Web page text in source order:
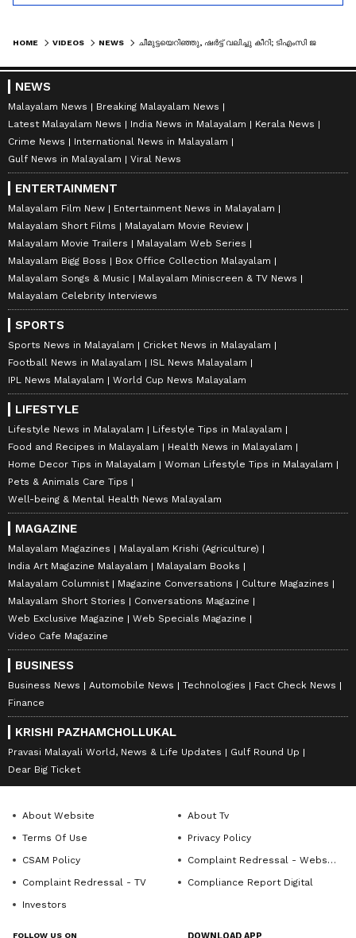
HOME VIDEOS NEWS ചീമുട്ടയെറിഞ്ഞു, ഷർട്ട് വലിച്ചു കീറി; ടിഎംസി ജനറൽ സെക്രട്ടറിക്ക് നേരെ ആക്രമണം | ABHISHEK BANERJEE
NEWS
Malayalam News
Breaking Malayalam News
Latest Malayalam News
India News in Malayalam
Kerala News
Crime News
International News in Malayalam
Gulf News in Malayalam
Viral News
ENTERTAINMENT
Malayalam Film New
Entertainment News in Malayalam
Malayalam Short Films
Malayalam Movie Review
Malayalam Movie Trailers
Malayalam Web Series
Malayalam Bigg Boss
Box Office Collection Malayalam
Malayalam Songs & Music
Malayalam Miniscreen & TV News
Malayalam Celebrity Interviews
SPORTS
Sports News in Malayalam
Cricket News in Malayalam
Football News in Malayalam
ISL News Malayalam
IPL News Malayalam
World Cup News Malayalam
LIFESTYLE
Lifestyle News in Malayalam
Lifestyle Tips in Malayalam
Food and Recipes in Malayalam
Health News in Malayalam
Home Decor Tips in Malayalam
Woman Lifestyle Tips in Malayalam
Pets & Animals Care Tips
Well-being & Mental Health News Malayalam
MAGAZINE
Malayalam Magazines
Malayalam Krishi (Agriculture)
India Art Magazine Malayalam
Malayalam Books
Malayalam Columnist
Magazine Conversations
Culture Magazines
Malayalam Short Stories
Conversations Magazine
Web Exclusive Magazine
Web Specials Magazine
Video Cafe Magazine
BUSINESS
Business News Automobile News Technologies
Fact Check News
Finance
KRISHI PAZHAMCHOLLUKAL
Pravasi Malayali World, News & Life Updates
Gulf Round Up
Dear Big Ticket
About Website
About Tv
Terms Of Use
Privacy Policy
CSAM Policy
Complaint Redressal - Website
Complaint Redressal - TV
Compliance Report Digital
Investors
FOLLOW US ON DOWNLOAD APP